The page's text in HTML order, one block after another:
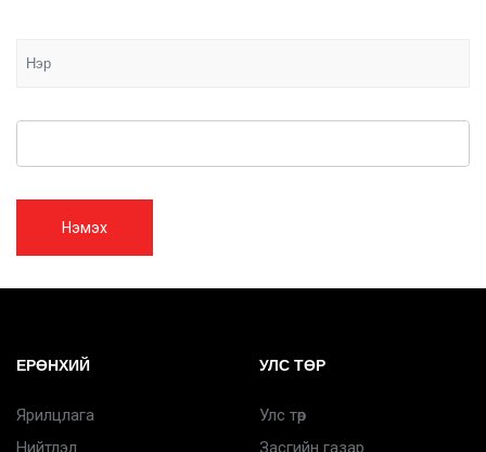
Нэмэх
ЕРӨНХИЙ
Ярилцлага
Нийтлэл
УЛС ТӨР
Улс төр
Засгийн газар